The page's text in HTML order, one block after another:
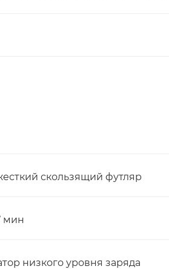
скользящий футляр
мин
низкого уровня заряда